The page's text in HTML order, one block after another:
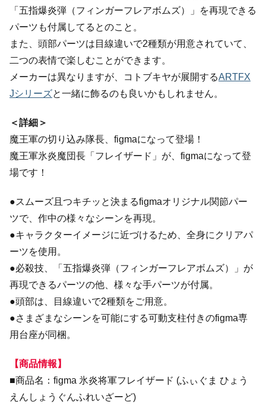
「五指爆炎弾（フィンガーフレアボムズ）」を再現できる
パーツも付属してるとのこと。
また、頭部パーツは目線違いで2種類が用意されていて、
二つの表情で楽しむことができます。
メーカーは異なりますが、コトブキヤが展開するARTFX
Jシリーズと一緒に飾るのも良いかもしれません。
＜詳細＞
魔王軍の切り込み隊長、figmaになって登場！
魔王軍氷炎魔団長「フレイザード」が、figmaになって登
場です！
●スムーズ且つキチッと決まるfigmaオリジナル関節パー
ツで、作中の様々なシーンを再現。
●キャラクターイメージに近づけるため、全身にクリアパ
ーツを使用。
●必殺技、「五指爆炎弾（フィンガーフレアボムズ）」が
再現できるパーツの他、様々な手パーツが付属。
●頭部は、目線違いで2種類をご用意。
●さまざまなシーンを可能にする可動支柱付きのfigma専
用台座が同梱。
【商品情報】
■商品名：figma 氷炎将軍フレイザード (ふぃぐま ひょう
えんしょうぐんふれいざーど)